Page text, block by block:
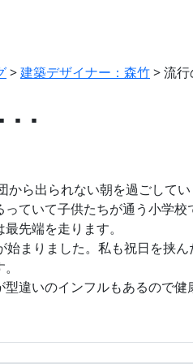
>建築デザイナー：森竹>流行
･
ら出られない朝を過ごしてい
ていて子供たちが通う小学校
先端を走ります。
まりました。私も祝日を挟
違いのインフルもあるので健